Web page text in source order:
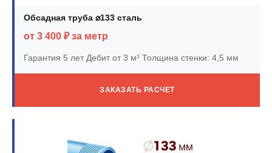
Обсадная труба ⌀133 сталь
от 3 400 ₽ за метр
Гарантия 5 летДебит от 3 м³ Толщина стенки: 4,5 мм
ЗАКАЗАТЬ РАСЧЕТ